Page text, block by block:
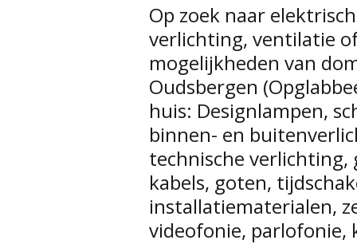
Op zoek naar
verlichting, ventilatie
mogelijkheden van
Oudsbergen
huis: Designlampen,
binnen- en
technische verlichting,
kabels, goten,
installatiematerialen,
videofonie, parlofonie,